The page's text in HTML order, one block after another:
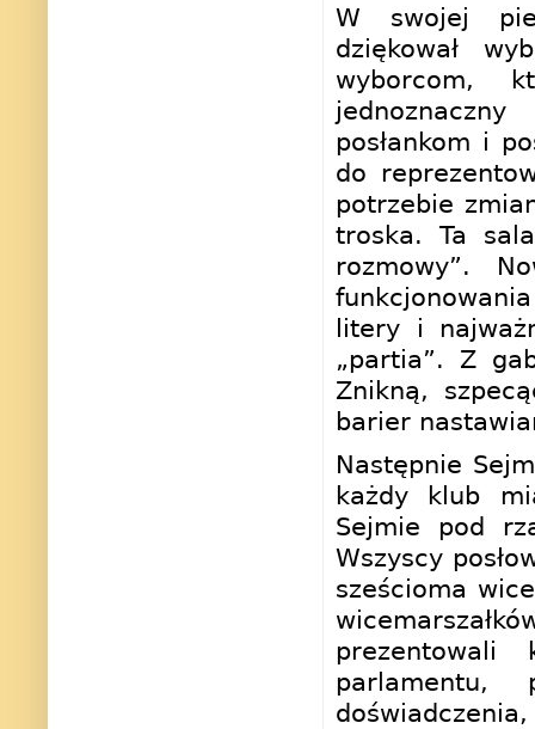
W swojej
dziękował
wyborcom,
posłankom i
do
potrzebie
troska. Ta
rozmowy”.
litery i
„partia”. Z
Znikną,
barier
Następnie
każdy klub
Sejmie pod
Wszyscy
sześcioma
prezentowali
parlamentu,